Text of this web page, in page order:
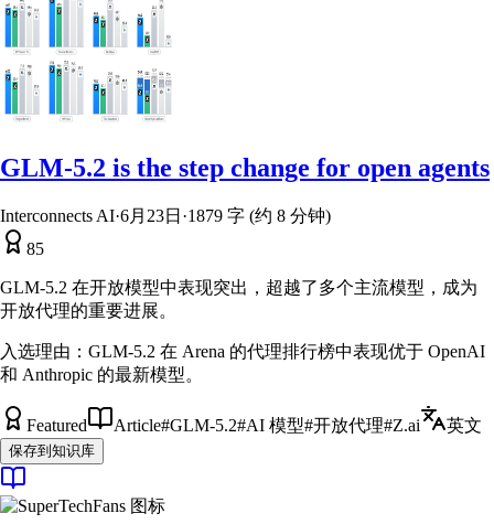
GLM-5.2 is the step change for open agents
Interconnects AI·6月23日 ·1879 字 (约 8 分钟)
85
GLM-5.2 在开放模型中表现突出，超越了多个主流模型，成为
开放代理的重要进展。
入选理由： GLM-5.2 在 Arena 的代理排行榜中表现优于 OpenAI
和 Anthropic 的最新模型。
Featured Article#GLM-5.2#AI 模型#开放代理#Z.ai 英文
保存到知识库